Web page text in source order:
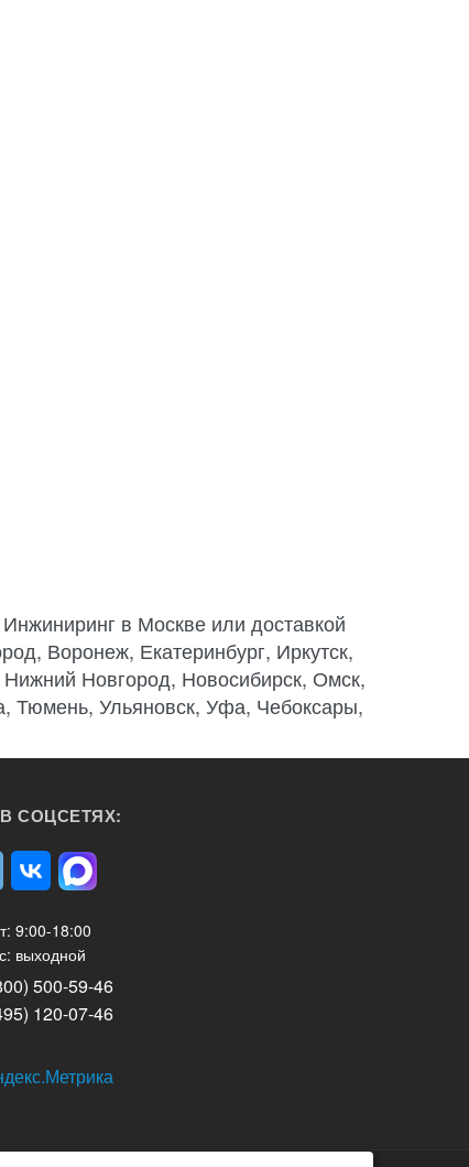
в Москве или доставкой
Воронеж, Екатеринбург, Иркутск,
Новгород, Новосибирск, Омск,
Тюмень, Ульяновск, Уфа, Чебоксары,
СОЦСЕТЯХ:
9:00-18:00
выходной
500-59-46
120-07-46